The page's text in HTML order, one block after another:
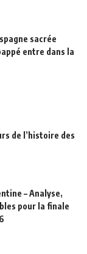
sacrée
entre dans la
de l’histoire des
– Analyse,
pour la finale